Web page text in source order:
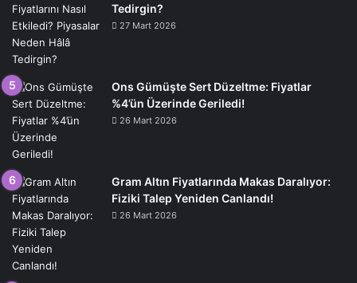
Tedirgin?
27 Mart 2026
Ons Gümüşte Sert Düzeltme: Fiyatlar
%4’ün Üzerinde Geriledi!
26 Mart 2026
Gram Altın Fiyatlarında Makas Daralıyor:
Fiziki Talep Yeniden Canlandı!
26 Mart 2026